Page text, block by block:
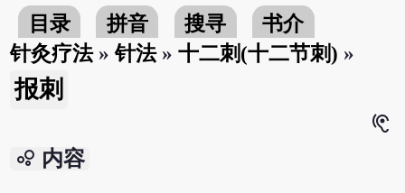
目录 拼音 搜寻
书介
针灸疗法»针法»十二刺(十二节刺) »
报刺
hearing
bubble_chart 内容